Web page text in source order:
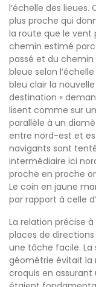
l’échelle des
plus proche qui
la route que le vent
chemin estimé
passé et du
bleue selon
bleu clair la
destination «
lisent comme sur
parallèle à un
entre nord-est et
navigants sont
intermédiaire ici
proche en proche
Le coin en jaune
par rapport à celle
La relation précise
places de directions
une tâche facile.
géométrie évitait la
croquis en assurant